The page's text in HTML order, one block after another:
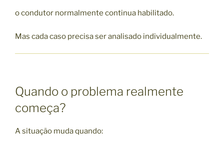
o condutor normalmente continua habilitado.
Mas cada caso precisa ser analisado individualmente.
Quando o problema realmente
começa?
A situação muda quando: